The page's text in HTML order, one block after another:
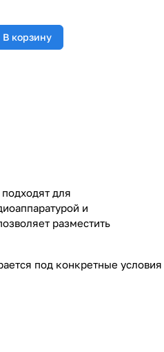
В корзину
для
и
разместить
под конкретные условия